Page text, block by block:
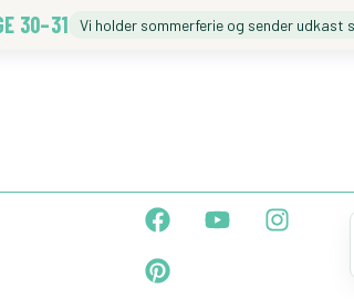
30–31 Vi holder sommerferie og sender
F
a
c
e
Y
o
I
n
P
i
n
t